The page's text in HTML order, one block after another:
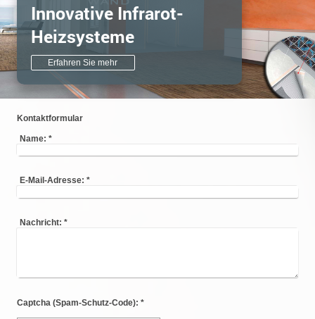
Innovative Infrarot-
Heizsysteme
Erfahren Sie mehr
Kontaktformular
Name: *
E-Mail-Adresse: *
Nachricht: *
Captcha (Spam-Schutz-Code): *